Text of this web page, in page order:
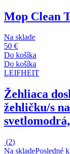
Mop Clean
Na sklade
50 €
Do košíka
Do košíka
LEIFHEIT
Žehliaca
žehličku/s
(2)
Na skladePosledné